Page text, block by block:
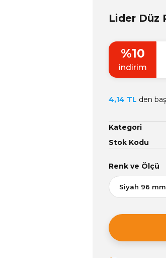
Lider Düz
%10
indirim
4,14 TL den
Kategori
Stok Kodu
Renk ve Ölçü